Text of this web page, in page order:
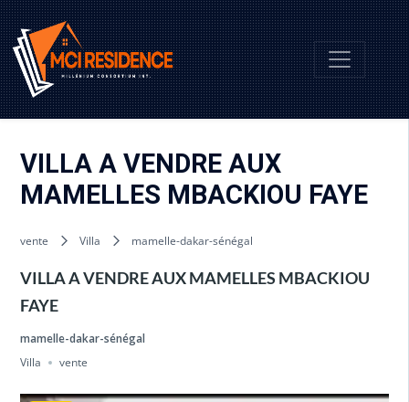
VILLA A VENDRE AUX
MAMELLES MBACKIOU FAYE
vente Villa mamelle-dakar-sénégal
VILLA A VENDRE AUX MAMELLES MBACKIOU
FAYE
mamelle-dakar-sénégal
Villa
vente